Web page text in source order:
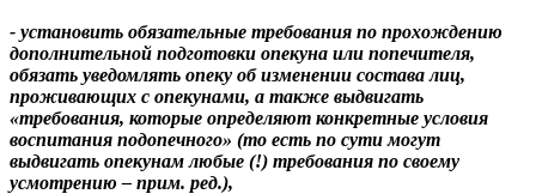
- установить обязательные требования по прохождению
дополнительной подготовки опекуна или попечителя,
обязать уведомлять опеку об изменении состава лиц,
проживающих с опекунами, а также выдвигать
«требования, которые определяют конкретные условия
воспитания подопечного» (то есть по сути могут
выдвигать опекунам любые (!) требования по своему
усмотрению – прим. ред.),